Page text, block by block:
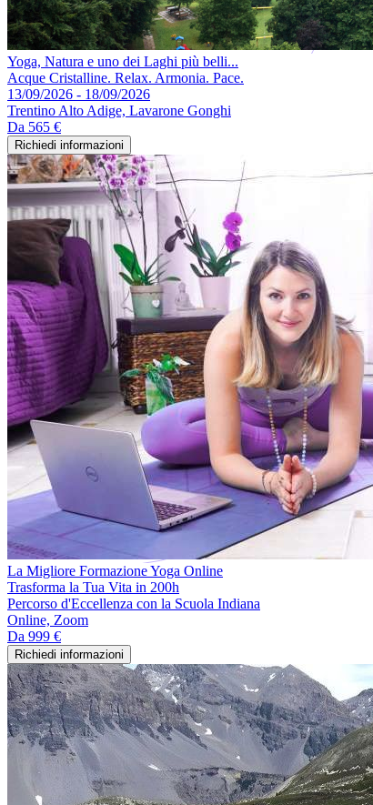
Yoga, Natura e uno dei Laghi più belli...
Acque Cristalline. Relax. Armonia. Pace.
13/09/2026 - 18/09/2026
Trentino Alto Adige, Lavarone Gonghi
Da 565 €
Richiedi informazioni
La Migliore Formazione Yoga Online
Trasforma la Tua Vita in 200h
Percorso d'Eccellenza con la Scuola Indiana
Online, Zoom
Da 999 €
Richiedi informazioni